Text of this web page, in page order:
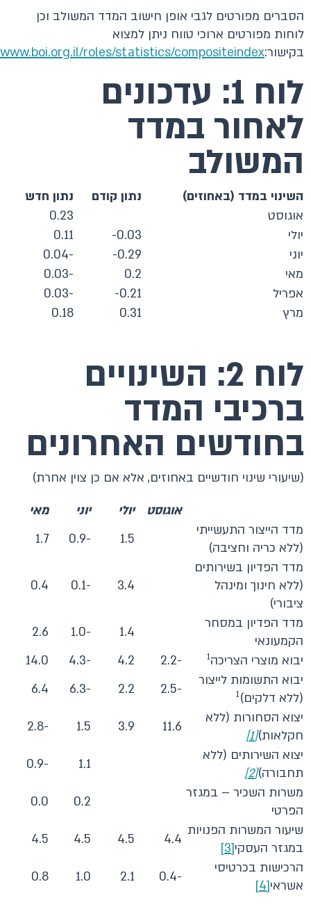
הסברים מפורטים לגבי אופן חישוב המדד המשולב וכן
לוחות מפורטים ארוכי טווח ניתן למצוא
בקישור:roles/statistics/compositeindex/
לוח 1: עדכונים
לאחור במדד
המשולב
השינוי במדד (באחוזים) נתון קודם
נתון חדש
אוגוסט
0.23
יולי
0.03-
0.11
יוני
0.29-
-0.04
מאי
0.2
-0.03
אפריל
0.21-
-0.03
מרץ
0.31
0.18
לוח 2: השינויים
ברכיבי המדד
בחודשים האחרונים
(שיעורי שינוי חודשיים באחוזים, אלא אם כן צוין אחרת)
אוגוסט יולי יוני
מאי
מדד הייצור התעשייתי
(ללא כריה וחציבה)
1.5
-0.9
1.7
מדד הפדיון בשירותים
(ללא חינוך ומינהל
ציבורי)
3.4
-0.1
0.4
מדד הפדיון במסחר
הקמעונאי
1.4
-1.0
2.6
יבוא מוצרי הצריכה1
-2.2
4.2
-4.3
14.0
יבוא התשומות לייצור
(ללא דלקים)1
-2.5
2.2
-6.3
6.4
יצוא הסחורות (ללא
חקלאות)[1]
11.6
3.9
1.5
-2.8
יצוא השירותים (ללא
תחבורה)[2]
1.1
-0.9
משרות השכיר – במגזר
הפרטי
0.2
0.0
שיעור המשרות הפנויות
במגזר העסקי[3]
4.4
4.5
4.5
4.5
הרכישות בכרטיסי
אשראי[4]
-0.4
2.1
1.0
0.8